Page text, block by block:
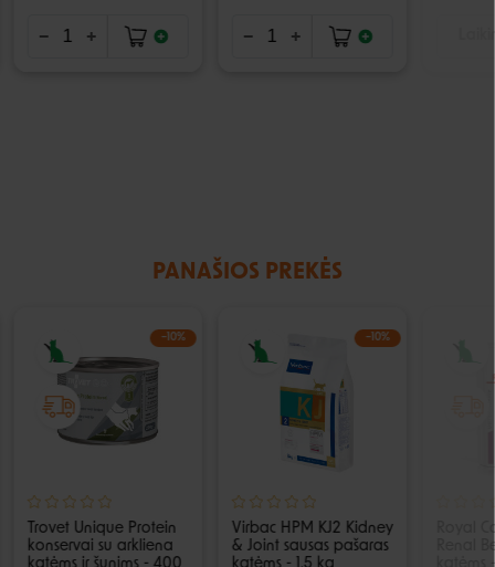
PANAŠIOS PREKĖS
−10%
Trovet Unique Protein
konservai su arkliena
−10%
Virbac HPM KJ2 Kidney
& Joint sausas pašaras
Royal
Renal